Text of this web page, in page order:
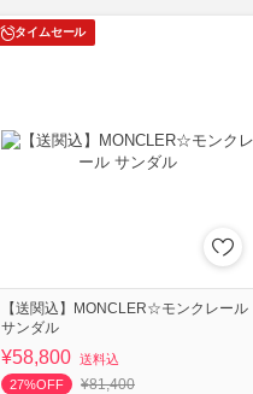
タイムセール
【送関込】MONCLER☆モンクレール
サンダル
¥58,800 送料込
27%OFF
¥81,400